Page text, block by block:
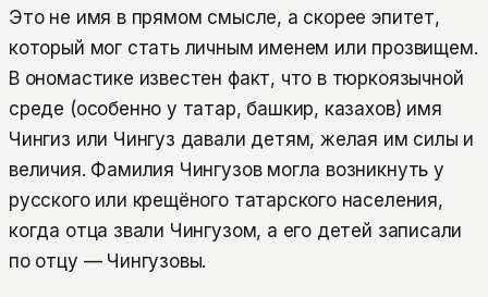
Это не имя в прямом смысле, а скорее эпитет,
который мог стать личным именем или прозвищем.
В ономастике известен факт, что в тюркоязычной
среде (особенно у татар, башкир, казахов) имя
Чингиз или Чингуз давали детям, желая им силы и
величия. Фамилия Чингузов могла возникнуть у
русского или крещёного татарского населения,
когда отца звали Чингузом, а его детей записали
по отцу — Чингузовы.